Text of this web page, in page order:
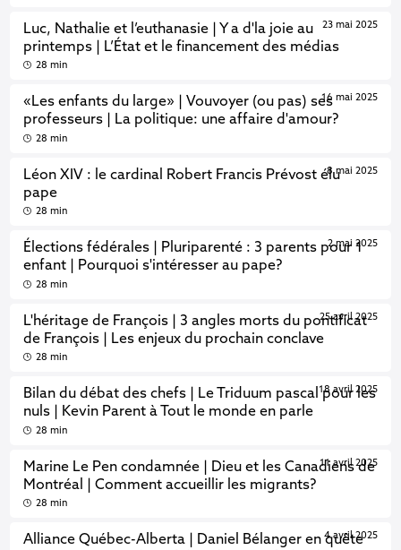
Luc, Nathalie et l’euthanasie | Y a d'la joie au
printemps | L’État et le financement des médias
23 mai 2025
28 min
«Les enfants du large» | Vouvoyer (ou pas) ses
professeurs | La politique: une affaire d'amour?
16 mai 2025
28 min
Léon XIV : le cardinal Robert Francis Prévost élu
pape
8 mai 2025
28 min
Élections fédérales | Pluriparenté : 3 parents pour 1
enfant | Pourquoi s'intéresser au pape?
2 mai 2025
28 min
L'héritage de François | 3 angles morts du pontificat
de François | Les enjeux du prochain conclave
25 avril 2025
28 min
Bilan du débat des chefs | Le Triduum pascal pour les
nuls | Kevin Parent à Tout le monde en parle
18 avril 2025
28 min
Marine Le Pen condamnée | Dieu et les Canadiens de
Montréal | Comment accueillir les migrants?
11 avril 2025
28 min
Alliance Québec-Alberta | Daniel Bélanger en quête
4 avril 2025